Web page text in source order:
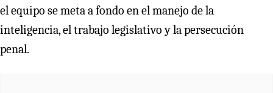
el equipo se meta a fondo en el manejo de la
inteligencia, el trabajo legislativo y la persecución
penal.